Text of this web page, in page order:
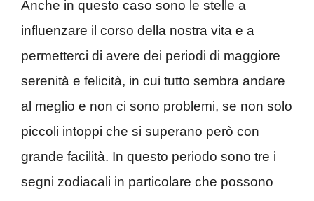
Anche in questo caso sono le stelle a
influenzare il corso della nostra vita e a
permetterci di avere dei periodi di maggiore
serenità e felicità, in cui tutto sembra andare
al meglio e non ci sono problemi, se non solo
piccoli intoppi che si superano però con
grande facilità. In questo periodo sono tre i
segni zodiacali in particolare che possono